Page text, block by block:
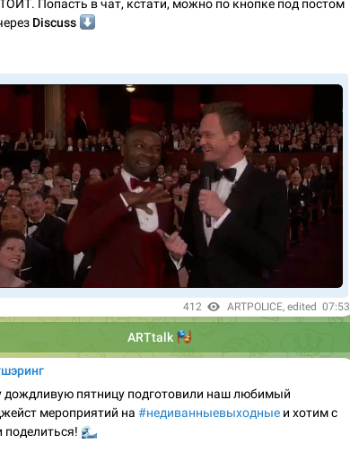
Попасть в чат, кстати, можно по кнопке под постом
Discuss
412 ARTPOLICE, edited 07:53
ARTtalk
🎭
дождливую пятницу подготовили наш любимый
мероприятий на #недиванныевыходные и хотим с
поделиться!